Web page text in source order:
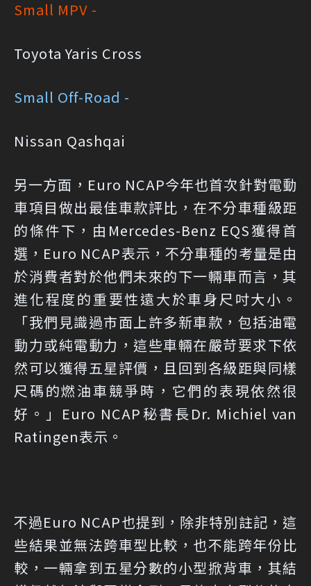
Small MPV -
Toyota Yaris Cross
Small Off-Road -
Nissan Qashqai
另一方面，Euro NCAP今年也首次針對電動
車項目做出最佳車款評比，在不分車種級距
的條件下，由Mercedes-Benz EQS獲得首
選，Euro NCAP表示，不分車種的考量是由
於消費者對於他們未來的下一輛車而言，其
進化程度的重要性遠大於車身尺吋大小。
「我們見識過市面上許多新車款，包括油電
動力或純電動力，這些車輛在嚴苛要求下依
然可以獲得五星評價，且回到各級距與同樣
尺碼的燃油車競爭時，它們的表現依然很
好。」Euro NCAP秘書長Dr. Michiel van
Ratingen表示。
不過Euro NCAP也提到，除非特別註記，這
些結果並無法跨車型比較，也不能跨年份比
較，一輛拿到五星分數的小型掀背車，其結